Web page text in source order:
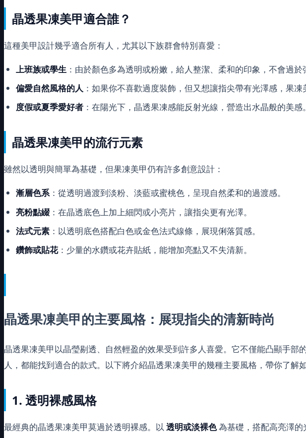
晶透果凍美甲適合誰？
這種美甲設計幾乎適合所有人，尤其以下族群會特別喜愛：
上班族或學生 ：由於顏色多為透明或粉嫩，給人整潔、柔和的印象，不會過於
偏愛自然風格的人 ：如果你不喜歡過度裝飾，但又想讓指尖帶有光澤感，果凍
度假或夏季愛好者 ：在陽光下，晶透果凍感能反射光線，營造出水晶般的美感。
晶透果凍美甲的流行元素
雖然以透明與簡單為基礎，但果凍美甲仍有許多創意設計：
漸層色系：從透明過渡到淡粉、淡藍或蜜桃色，呈現自然柔和的過渡感。
亮粉點綴：在晶透底色上加上細閃或小亮片，讓指尖更有光澤。
法式元素 ：以透明底色搭配白色或金色法式線條，展現俐落質感。
鑽飾或貼花：少量的水鑽或花卉貼紙，能增加亮點又不失清新。
晶透果凍美甲的主要風格：展現指尖的清新時尚
晶透果凍美甲以晶瑩剔透、自然輕盈的效果受到許多人喜愛。它不僅能凸顯手
人，都能找到適合的款式。以下將介紹晶透果凍美甲的幾種主要風格，帶你了解
1. 透明裸感風格
最經典的晶透果凍美甲莫過於透明裸感。以 透明或淡裸色為基礎，搭配高亮澤的